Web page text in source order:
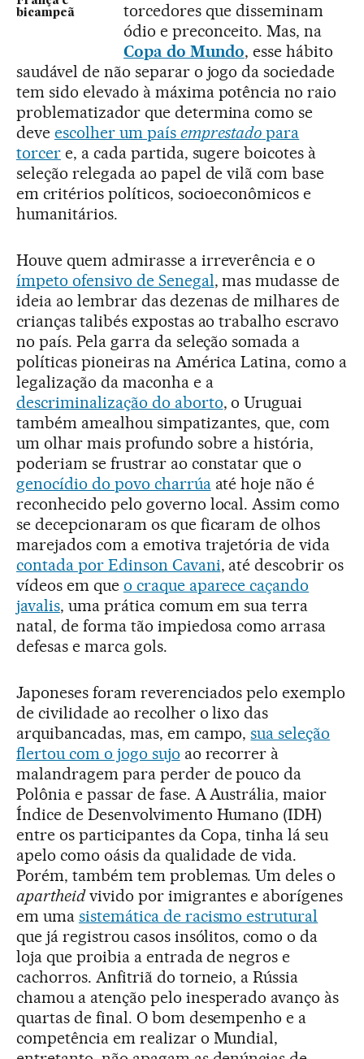
bicampeã
torcedores que disseminam
ódio e preconceito. Mas, na
Copa do Mundo, esse hábito
saudável de não separar o jogo da sociedade
tem sido elevado à máxima potência no raio
problematizador que determina como se
deve escolher um país emprestado para
torcere, a cada partida, sugere boicotes à
seleção relegada ao papel de vilã com base
em critérios políticos, socioeconômicos e
humanitários.
Houve quem admirasse a irreverência e o
ímpeto ofensivo de Senegal, mas mudasse de
ideia ao lembrar das dezenas de milhares de
crianças talibés expostas ao trabalho escravo
no país. Pela garra da seleção somada a
políticas pioneiras na América Latina, como a
legalização da maconha e a
descriminalização do aborto, o Uruguai
também amealhou simpatizantes, que, com
um olhar mais profundo sobre a história,
poderiam se frustrar ao constatar que o
genocídio do povo charrúaaté hoje não é
reconhecido pelo governo local. Assim como
se decepcionaram os que ficaram de olhos
marejados com a emotiva trajetória de vida
contada por Edinson Cavani, até descobrir os
vídeos em que o craque aparece caçando
javalis, uma prática comum em sua terra
natal, de forma tão impiedosa como arrasa
defesas e marca gols.
Japoneses foram reverenciados pelo exemplo
de civilidade ao recolher o lixo das
arquibancadas, mas, em campo,sua seleção
flertou com o jogo sujo ao recorrer à
malandragem para perder de pouco da
Polônia e passar de fase. A Austrália, maior
Índice de Desenvolvimento Humano (IDH)
entre os participantes da Copa, tinha lá seu
apelo como oásis da qualidade de vida.
Porém, também tem problemas. Um deles o
apartheidvivido por imigrantes e aborígenes
em uma sistemática de racismo estrutural
que já registrou casos insólitos, como o da
loja que proibia a entrada de negros e
cachorros. Anfitriã do torneio, a Rússia
chamou a atenção pelo inesperado avanço às
quartas de final. O bom desempenho e a
competência em realizar o Mundial,